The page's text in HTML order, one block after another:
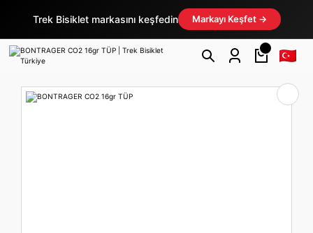
Trek Bisiklet markasını keşfedin Markayı Keşfet →